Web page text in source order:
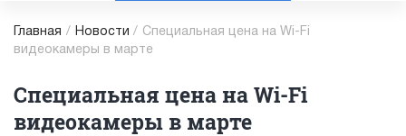
Главная / Новости / Специальная цена на Wi-Fi
видеокамеры в марте
Специальная цена на Wi-Fi
видеокамеры в марте